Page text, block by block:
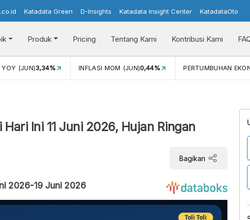
Katadata Green D-Insights Katadata Insight Center KatadataOto
Produk Pricing Tentang Kami Kontribusi Kami
YOY (JUN)3,34% INFLASI MOM (JUN)0,44% PERTUMBUHAN
Ini 11 Juni 2026, Hujan Ringan
Bagikan
2026-19 Juni 2026